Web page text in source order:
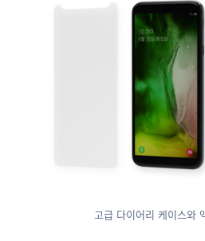
고급 다이어리 케이스와